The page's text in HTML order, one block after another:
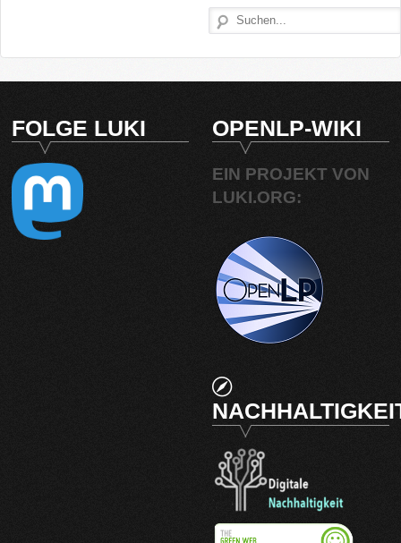
FOLGE LUKI OPENLP-WIKI
EIN PROJEKT VON
LUKI.ORG: